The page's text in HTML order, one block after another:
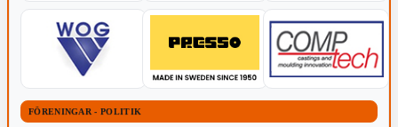
FÖRENINGAR - POLITIK